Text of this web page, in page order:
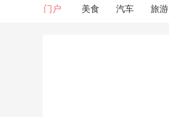
门户
美食
汽车 旅游